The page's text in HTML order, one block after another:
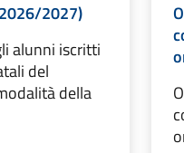
2027)
alunni iscritti
del
della